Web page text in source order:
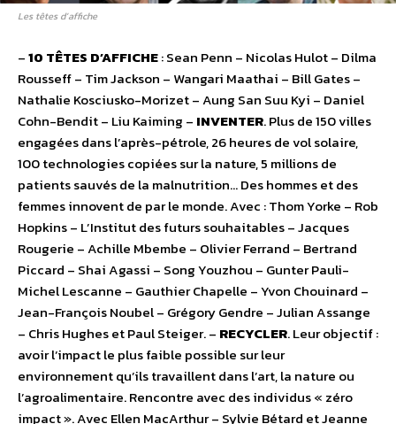
Les têtes d’affiche
–10 TÊTES D’AFFICHE: Sean Penn – Nicolas Hulot – Dilma
Rousseff – Tim Jackson – Wangari Maathai – Bill Gates –
Nathalie Kosciusko-Morizet – Aung San Suu Kyi – Daniel
Cohn-Bendit – Liu Kaiming – INVENTER. Plus de 150 villes
engagées dans l’après-pétrole, 26 heures de vol solaire,
100 technologies copiées sur la nature, 5 millions de
patients sauvés de la malnutrition… Des hommes et des
femmes innovent de par le monde. Avec : Thom Yorke – Rob
Hopkins – L’Institut des futurs souhaitables – Jacques
Rougerie – Achille Mbembe – Olivier Ferrand – Bertrand
Piccard – Shai Agassi – Song Youzhou – Gunter Pauli-
Michel Lescanne – Gauthier Chapelle – Yvon Chouinard –
Jean-François Noubel – Grégory Gendre – Julian Assange
– Chris Hughes et Paul Steiger. – RECYCLER. Leur objectif :
avoir l’impact le plus faible possible sur leur
environnement qu’ils travaillent dans l’art, la nature ou
l’agroalimentaire. Rencontre avec des individus « zéro
impact ». Avec Ellen MacArthur – Sylvie Bétard et Jeanne